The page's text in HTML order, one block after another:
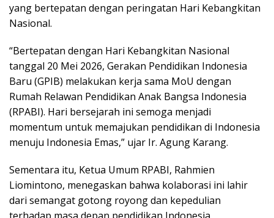
yang bertepatan dengan peringatan Hari Kebangkitan
Nasional.
“Bertepatan dengan Hari Kebangkitan Nasional
tanggal 20 Mei 2026, Gerakan Pendidikan Indonesia
Baru (GPIB) melakukan kerja sama MoU dengan
Rumah Relawan Pendidikan Anak Bangsa Indonesia
(RPABI). Hari bersejarah ini semoga menjadi
momentum untuk memajukan pendidikan di Indonesia
menuju Indonesia Emas,” ujar Ir. Agung Karang.
Sementara itu, Ketua Umum RPABI, Rahmien
Liomintono, menegaskan bahwa kolaborasi ini lahir
dari semangat gotong royong dan kepedulian